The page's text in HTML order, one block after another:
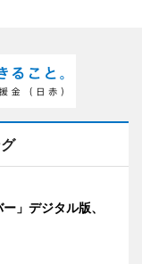
」デジタル版、